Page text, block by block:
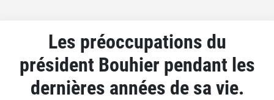
Les préoccupations du
président Bouhier pendant les
dernières années de sa vie.